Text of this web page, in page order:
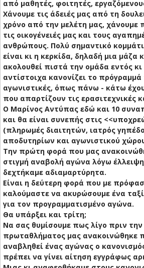
από μαθητές, φοιτητές,
Χάνουμε τις άδειές μας από τη
χρόνο από την μελέτη μας, χάνουμε
τις οικογένειές μας και τους
ανθρώπους. Πολύ σημαντικό
είναι κι η κερκίδα, δηλαδή μια μάζα
ακολουθεί πιστά την ομάδα εντός κι
αντίστοιχα κανονίζει το
αγωνιστικές, όπως πάνω - κάτω
που απαρτίζουν τις ερασιτεχνικές
Ο Μαρίνος Αντύπας εδώ και 10
και θα είναι συνεπής στις
(πληρωμές διαιτητών, ιατρός
αποδυτηρίων και αγωνιστικού
Την πρώτη φορά που μας
στιγμή αναβολή αγώνα λόγω
δεχτήκαμε αδιαμαρτύρητα.
Είναι η δεύτερη φορά που με
καλούμαστε να ακυρώσουμε ένα
για τον προγραμματισμένο αγώνα.
Θα υπάρξει και τρίτη;
Να σας θυμίσουμε πως λίγο πριν
πρωταθλήματος μας ανακοινώθηκε
αναβληθεί ένας αγώνας ο
πρέπει να γίνει αίτηση εγγράφως